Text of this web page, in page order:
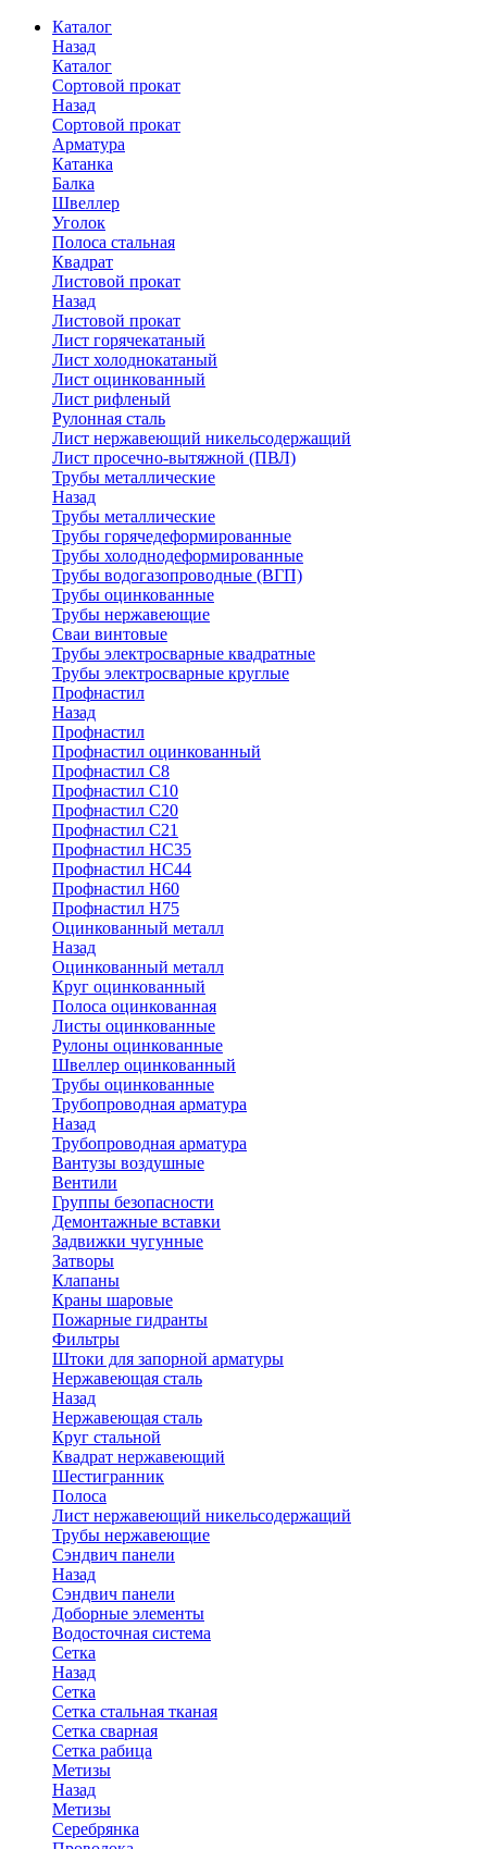
Каталог
Назад
Каталог
Сортовой прокат
Назад
Сортовой прокат
Арматура
Катанка
Балка
Швеллер
Уголок
Полоса стальная
Квадрат
Листовой прокат
Назад
Листовой прокат
Лист горячекатаный
Лист холоднокатаный
Лист оцинкованный
Лист рифленый
Рулонная сталь
Лист нержавеющий никельсодержащий
Лист просечно-вытяжной (ПВЛ)
Трубы металлические
Назад
Трубы металлические
Трубы горячедеформированные
Трубы холоднодеформированные
Трубы водогазопроводные (ВГП)
Трубы оцинкованные
Трубы нержавеющие
Сваи винтовые
Трубы электросварные квадратные
Трубы электросварные круглые
Профнастил
Назад
Профнастил
Профнастил оцинкованный
Профнастил С8
Профнастил С10
Профнастил С20
Профнастил С21
Профнастил НС35
Профнастил НС44
Профнастил Н60
Профнастил Н75
Оцинкованный металл
Назад
Оцинкованный металл
Круг оцинкованный
Полоса оцинкованная
Листы оцинкованные
Рулоны оцинкованные
Швеллер оцинкованный
Трубы оцинкованные
Трубопроводная арматура
Назад
Трубопроводная арматура
Вантузы воздушные
Вентили
Группы безопасности
Демонтажные вставки
Задвижки чугунные
Затворы
Клапаны
Краны шаровые
Пожарные гидранты
Фильтры
Штоки для запорной арматуры
Нержавеющая сталь
Назад
Нержавеющая сталь
Круг стальной
Квадрат нержавеющий
Шестигранник
Полоса
Лист нержавеющий никельсодержащий
Трубы нержавеющие
Сэндвич панели
Назад
Сэндвич панели
Доборные элементы
Водосточная система
Сетка
Назад
Сетка
Сетка стальная тканая
Сетка сварная
Сетка рабица
Метизы
Назад
Метизы
Серебрянка